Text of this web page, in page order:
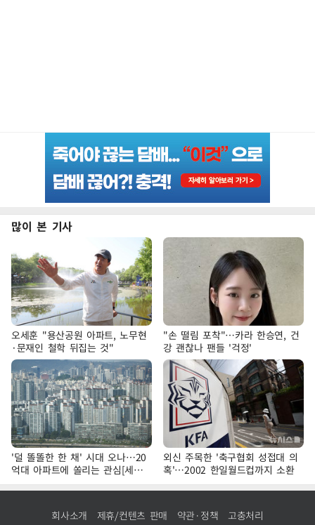
많이 본 기사
오세훈 "용산공원 아파트, 노무현
·문재인 철학 뒤집는 것"
"손 떨림 포착"…카라 한승연, 건
강 괜찮나 팬들 '걱정'
'덜 똘똘한 한 채' 시대 오나…20
억대 아파트에 쏠리는 관심[세제
개편, 그 이후②]
외신 주목한 '축구협회 성접대 의
혹'…2002 한일월드컵까지 소환
회사소개 제휴/컨텐츠 판매 약관·정책 고충처리